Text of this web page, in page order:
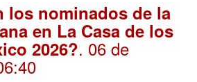
los nominados de la
en La Casa de los
2026?. 06 de